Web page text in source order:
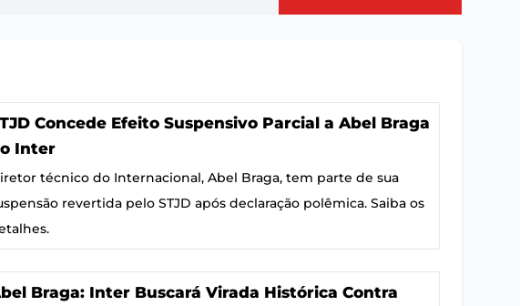
Concede Efeito Suspensivo Parcial a Abel Braga
Inter
técnico do Internacional, Abel Braga, tem parte de sua
revertida pelo STJD após declaração polêmica. Saiba os
Braga: Inter Buscará Virada Histórica Contra